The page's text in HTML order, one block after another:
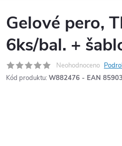
Gelové pero,
6ks/bal. +
Neohodnoceno
Kód produktu: W882476 - EAN